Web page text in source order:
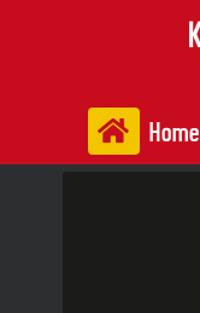
Home